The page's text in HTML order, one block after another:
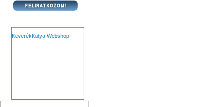
KeverékKutya Webshop